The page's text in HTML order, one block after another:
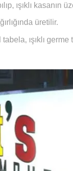
ışıklı kasanın
üretilir.
tabela, ışıklı germe